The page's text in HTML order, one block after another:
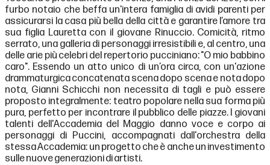
furbo notaio che beffa un'intera famiglia di avidi parenti per
assicurarsi la casa più bella della città e garantire l’amore tra
sua figlia Lauretta con il giovane Rinuccio. Comicità, ritmo
serrato, una galleria di personaggi irresistibili e, al centro, una
delle arie più celebri del repertorio pucciniano: "O mio babbino
caro". Essendo un atto unico di un’ora circa, con un'azione
drammaturgica concatenata scena dopo scena e nota dopo
nota, Gianni Schicchi non necessita di tagli e può essere
proposto integralmente: teatro popolare nella sua forma più
pura, perfetto per incontrare il pubblico delle piazze. I giovani
talenti dell'Accademia del Maggio danno voce e corpo ai
personaggi di Puccini, accompagnati dall'orchestra della
stessa Accademia: un progetto che è anche un investimento
sulle nuove generazioni di artisti.